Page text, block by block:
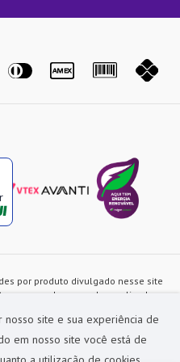
site e sua experiência de
em nosso site você está de
por produto divulgado nesse site
sendo as vendas realizadas
comunicação e são exclusivos
obrigação de prática similar nas
as imagens dos produtos são